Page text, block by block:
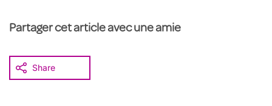
Partager cet article avec une amie
Share